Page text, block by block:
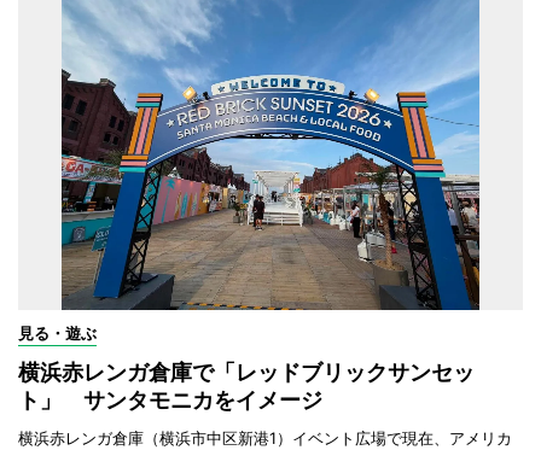
見る・遊ぶ
横浜赤レンガ倉庫で「レッドブリックサンセッ
ト」 サンタモニカをイメージ
横浜赤レンガ倉庫（横浜市中区新港1）イベント広場で現在、アメリカ